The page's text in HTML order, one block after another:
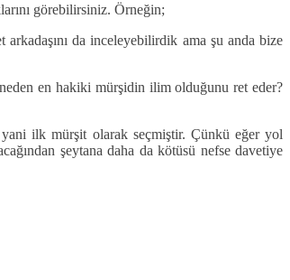
görebilirsiniz. Örneğin;
da inceleyebilirdik ama şu anda bize
en hakiki mürşidin ilim olduğunu ret eder?
ilk mürşit olarak seçmiştir. Çünkü eğer yol
şeytana daha da kötüsü nefse davetiye